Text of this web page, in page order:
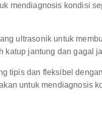
mendiagnosis kondisi
ultrasonik untuk
katup jantung dan gagal
tipis dan fleksibel
untuk mendiagnosis